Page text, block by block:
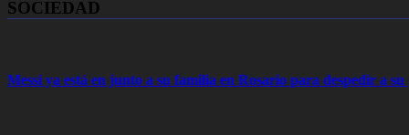
SOCIEDAD
Messi ya está en junto a su familia en Rosario para despedir a